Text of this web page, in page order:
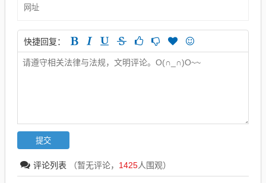
快捷回复：
评论列表 （暂无评论， 1425人围观）